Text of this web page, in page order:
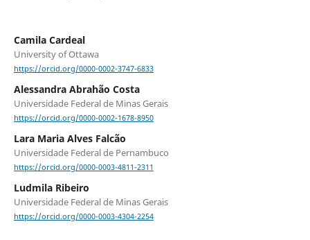
Camila Cardeal
University of Ottawa
https://orcid.org/0000-0002-3747-6833
Alessandra Abrahão Costa
Universidade Federal de Minas Gerais
https://orcid.org/0000-0002-1678-8950
Lara Maria Alves Falcão
Universidade Federal de Pernambuco
https://orcid.org/0000-0003-4811-2311
Ludmila Ribeiro
Universidade Federal de Minas Gerais
https://orcid.org/0000-0003-4304-2254